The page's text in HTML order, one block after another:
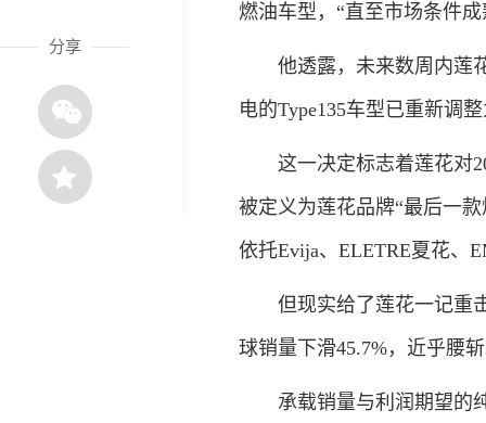
分享
燃油车型，“直至市场条件
他透露，未来数周内莲花
电的Type135车型已重新调
这一决定标志着莲花对
被定义为莲花品牌“最后一
依托Evija、ELETRE夏花、
但现实给了莲花一记重击
球销量下滑45.7%，近乎腰
承载销量与利润期望的纯